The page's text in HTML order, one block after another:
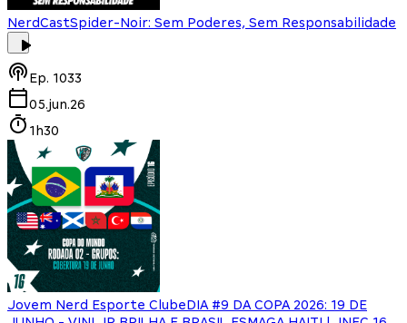
NerdCastSpider-Noir: Sem Poderes, Sem Responsabilidade
Ep. 1033
05.jun.26
1h30
Jovem Nerd Esporte ClubeDIA #9 DA COPA 2026: 19 DE